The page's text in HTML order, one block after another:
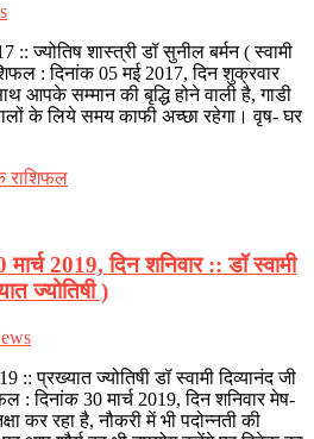
ज्योतिष शास्त्री डॉ सुनील बर्मन ( स्वामी
: दिनांक 05 मई 2017, दिन शुक्रवार
आपके सम्मान की बृद्धि होने वाली है, गाडी
के लिये समय काफी अच्छा रहेगा। वृष- घर
2019, दिन शनिवार :: डॉ स्वामी
ज्योतिषी )
:: प्रख्यात ज्योतिषी डॉ स्वामी दिव्यानंद जी
: दिनांक 30 मार्च 2019, दिन शनिवार मेष-
कर रहा है, नौकरी में भी पदोन्नती की